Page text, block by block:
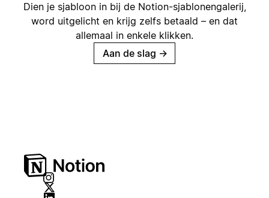
Dien je sjabloon in bij de Notion-sjablonengalerij,
word uitgelicht en krijg zelfs betaald – en dat
allemaal in enkele klikken.
Aan de slag →